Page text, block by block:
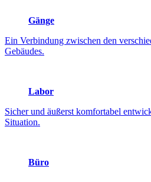
Gänge
Ein Verbindung zwischen den
Gebäudes.
Labor
Sicher und äußerst komfortabel
Situation.
Büro